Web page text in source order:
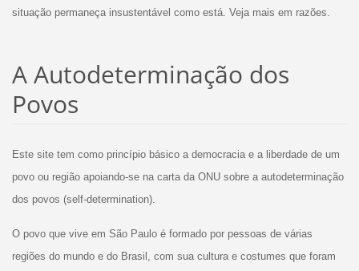
situação permaneça insustentável como está. Veja mais em razões.
A Autodeterminação dos
Povos
Este site tem como princípio básico a democracia e a liberdade de um
povo ou região apoiando-se na carta da ONU sobre a autodeterminação
dos povos (self-determination).
O povo que vive em São Paulo é formado por pessoas de várias
regiões do mundo e do Brasil, com sua cultura e costumes que foram